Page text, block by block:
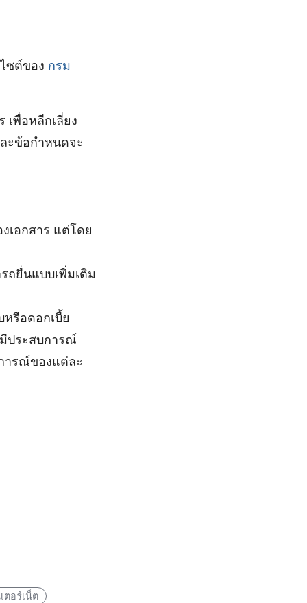
ซต์ของ กรม
เพื่อหลีกเลี่ยง
ะข้อกำหนดจะ
อกสาร แต่โดย
ยื่นแบบเพิ่มเติม
รือดอกเบี้ย
ประสบการณ์
รณ์ของแต่ละ
ตอร์เน็ต